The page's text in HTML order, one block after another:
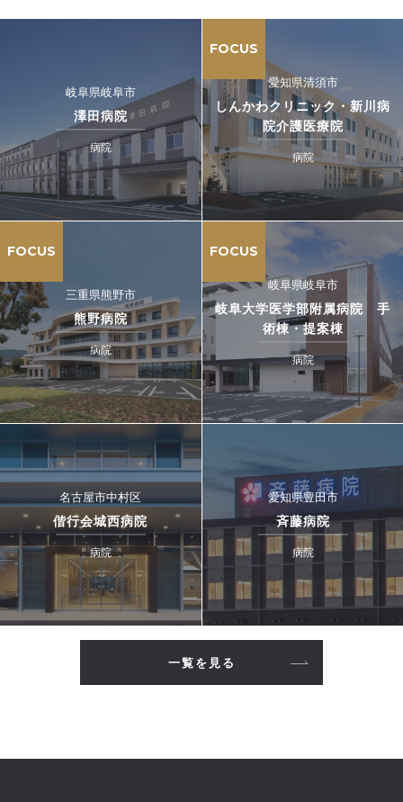
岐阜県岐阜市
澤田病院
病院
FOCUS
愛知県清須市
しんかわクリニック・新川病
院介護医療院
病院
FOCUS
三重県熊野市
熊野病院
病院
FOCUS
岐阜県岐阜市
岐阜大学医学部附属病院 手
術棟・提案棟
病院
名古屋市中村区
偕行会城西病院
病院
愛知県豊田市
斉藤病院
病院
一覧を見る